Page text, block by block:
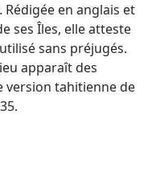
en anglais et
ses Îles, elle atteste
sans préjugés.
apparaît des
version tahitienne de